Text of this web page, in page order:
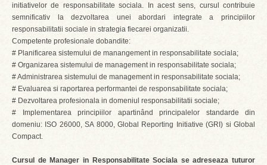
initiativelor de responsabilitate sociala. In acest sens, cursul contribuie
semnificativ la dezvoltarea unei abordari integrate a principiilor
responsabilitatii sociale in strategia fiecarei organizatii.
Competente profesionale dobandite:
# Planificarea sistemului de manangement in responsabilitate sociala;
# Organizarea sistemului de management in responsabilitate sociala;
# Administrarea sistemului de management in responsabilitate sociala;
# Evaluarea si raportarea performantei de responsabilitate sociala;
# Dezvoltarea profesionala in domeniul responsabilitatii sociale;
# Implementarea principiilor apartinând principalelor standarde din
domeniu: ISO 26000, SA 8000, Global Reporting Initiative (GRI) si Global
Compact.
Cursul de Manager in Responsabilitate Sociala se adreseaza tuturor